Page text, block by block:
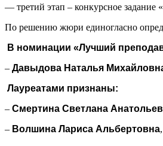
— третий этап – конкурсное задание
По решению жюри единогласно
В номинации «Лучший
– Давыдова Наталья
Лауреатами признаны:
– Смертина Светлана
– Волшина Лариса Альбертовна